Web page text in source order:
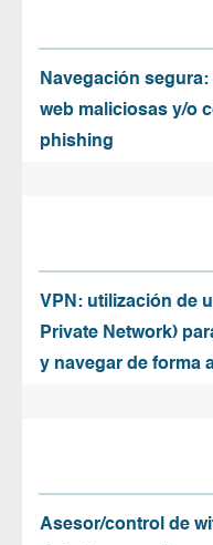
Navegación
web maliciosas y/o
phishing
VPN: utilización de
Private Network)
y navegar de forma
Asesor/control de